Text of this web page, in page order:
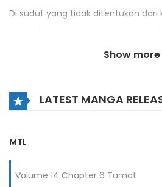
Di sudut yang tidak ditentukan dari
Ujian Perwira Militer Tingkat Tinggi
Sebagai seorang pria, Ikta
Pada saat itu, tidak ada yang bisa
orang seperti dia akan menjadi
disebut jenderal legendaris……
Show more
LATEST MANGA
MTL
Volume 14 Chapter 6 Tamat